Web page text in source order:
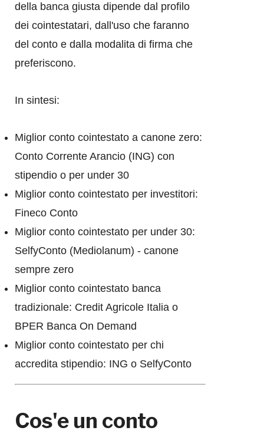
della banca giusta dipende dal profilo
dei cointestatari, dall'uso che faranno
del conto e dalla modalita di firma che
preferiscono.
In sintesi:
Miglior conto cointestato a canone zero:
Conto Corrente Arancio (ING) con
stipendio o per under 30
Miglior conto cointestato per investitori:
Fineco Conto
Miglior conto cointestato per under 30:
SelfyConto (Mediolanum) - canone
sempre zero
Miglior conto cointestato banca
tradizionale: Credit Agricole Italia o
BPER Banca On Demand
Miglior conto cointestato per chi
accredita stipendio: ING o SelfyConto
Cos'e un conto